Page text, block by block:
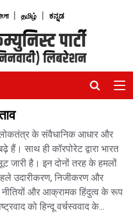
| தமிழ் | ಕನ್ನಡ
के संवैधानिक आधार और
साथ ही कॉरपोरेट द्वारा भारत
जारी है। इन दोनों तरह के हमलों
उदारीकरण, निजीकरण और
और आक्रामक हिंदुत्व के रूप
को हिन्दू वर्चस्ववाद के...